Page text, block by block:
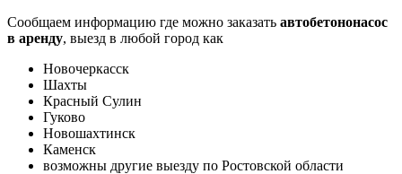
Сообщаем информацию где можно заказать автобетононасос
в аренду, выезд в любой город как
Новочеркасск
Шахты
Красный Сулин
Гуково
Новошахтинск
Каменск
возможны другие выезду по Ростовской области